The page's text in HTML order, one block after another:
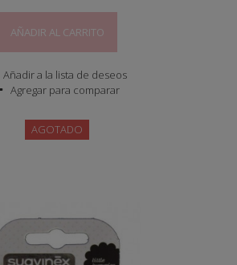
AÑADIR AL CARRITO
Añadir a la lista de deseos
Agregar para comparar
AGOTADO